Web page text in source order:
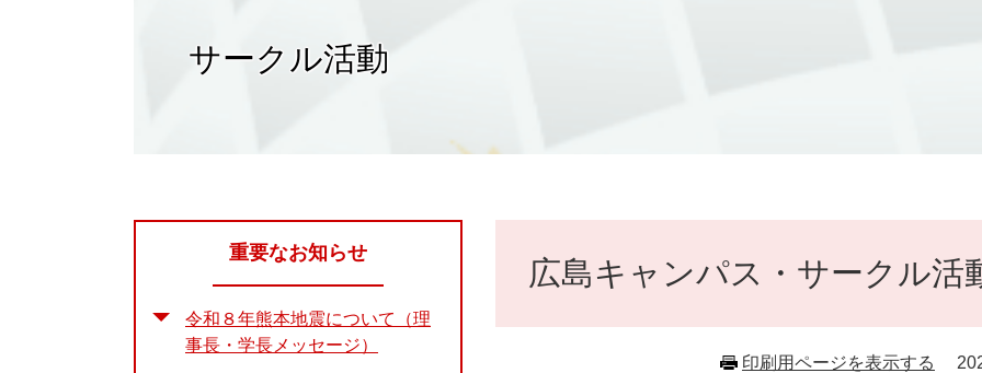
サークル活動
広島キャンパス・サークル活
印刷用ページを表示する
重要なお知らせ
令和８年熊本地震について（理
事長・学長メッセージ）